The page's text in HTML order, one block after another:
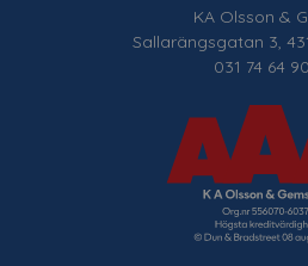
KA Olsson &
Sallarängsgatan 3,
031 74 64